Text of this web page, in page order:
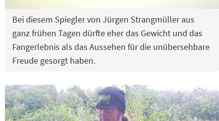
Bei diesem Spiegler von Jürgen Strangmüller aus
ganz frühen Tagen dürfte eher das Gewicht und das
Fangerlebnis als das Aussehen für die unübersehbare
Freude gesorgt haben.